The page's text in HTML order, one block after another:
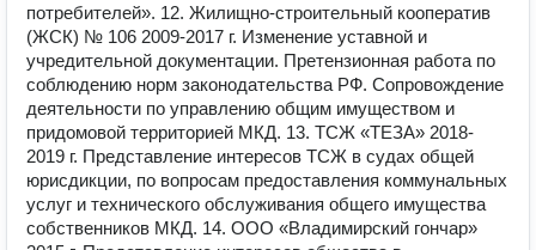
потребителей». 12. Жилищно-строительный кооператив
(ЖСК) № 106 2009-2017 г. Изменение уставной и
учредительной документации. Претензионная работа по
соблюдению норм законодательства РФ. Сопровождение
деятельности по управлению общим имуществом и
придомовой территорией МКД. 13. ТСЖ «ТЕЗА» 2018-
2019 г. Представление интересов ТСЖ в судах общей
юрисдикции, по вопросам предоставления коммунальных
услуг и технического обслуживания общего имущества
собственников МКД. 14. ООО «Владимирский гончар»